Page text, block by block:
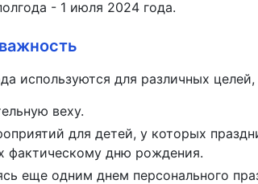
- 1 июля 2024 года.
используются для различных целей,
веху.
для детей, у которых
фактическому дню рождения.
еще одним днем персонального